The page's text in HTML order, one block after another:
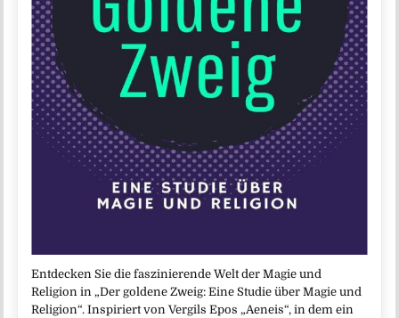
Entdecken Sie die faszinierende Welt der Magie und
Religion in „Der goldene Zweig: Eine Studie über Magie und
Religion“. Inspiriert von Vergils Epos „Aeneis“, in dem ein